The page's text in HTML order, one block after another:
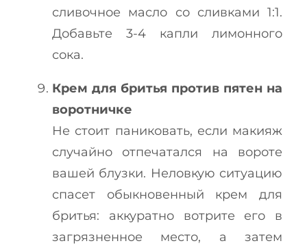
сливочное масло со сливками 1:1.
Добавьте 3-4 капли лимонного
сока.
Крем для бритья против пятен на
воротничке
Не стоит паниковать, если макияж
случайно отпечатался на вороте
вашей блузки. Неловкую ситуацию
спасет обыкновенный крем для
бритья: аккуратно вотрите его в
загрязненное место, а затем